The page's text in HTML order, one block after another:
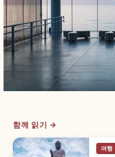
함께 읽기 →
여행